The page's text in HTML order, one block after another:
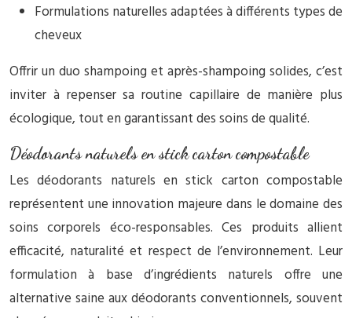
Formulations naturelles adaptées à différents types de
cheveux
Offrir un duo shampoing et après-shampoing solides, c’est
inviter à repenser sa routine capillaire de manière plus
écologique, tout en garantissant des soins de qualité.
Déodorants naturels en stick carton compostable
Les déodorants naturels en stick carton compostable
représentent une innovation majeure dans le domaine des
soins corporels éco-responsables. Ces produits allient
efficacité, naturalité et respect de l’environnement. Leur
formulation à base d’ingrédients naturels offre une
alternative saine aux déodorants conventionnels, souvent